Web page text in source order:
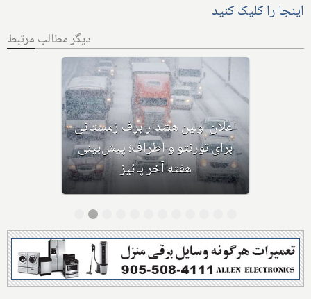
اینجا را کلیک کنید
دیگر مطالب مرتبط
اولین بارش برف سنگین زمستانی،
مونترال و شرق کانادا را در نوردید